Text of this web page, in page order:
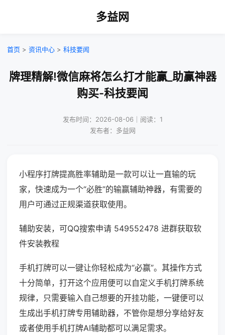
多益网
首页 > 资讯中心 > 科技要闻
牌理精解!微信麻将怎么打才能赢_助赢神器
购买-科技要闻
发布时间：2026-08-06｜阅读：1
发布者：多益网
小程序打牌提高胜率辅助是一款可以让一直输的玩
家，快速成为一个“必胜”的输赢辅助神器，有需要的
用户可通过正规渠道获取使用。
辅助安装，可QQ搜索申请 549552478 进群获取软
件安装教程
手机打牌可以一键让你轻松成为“必赢”。其操作方式
十分简单，打开这个应用便可以自定义手机打牌系统
规律，只需要输入自己想要的开挂功能，一键便可以
生成出手机打牌专用辅助器，不管你是想分享给好友
或者使用手机打牌AI辅助都可以满足需求。